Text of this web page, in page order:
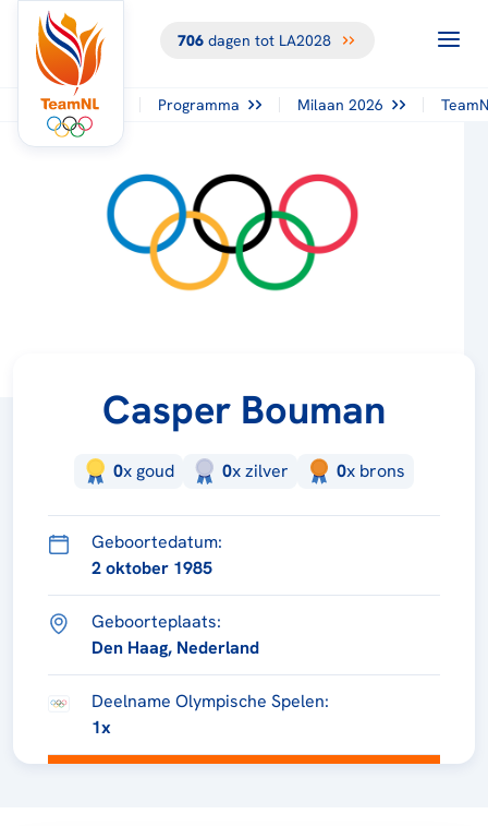
706dagen tot LA2028
Programma Milaan 2026
Casper Bouman
0x goud 0xzilver 0x brons
Geboortedatum:
2 oktober 1985
Geboorteplaats:
Den Haag, Nederland
Deelname Olympische Spelen:
1x